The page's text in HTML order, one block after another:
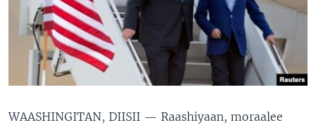
WAASHINGITAN, DIISII — Raashiyaan, moraalee